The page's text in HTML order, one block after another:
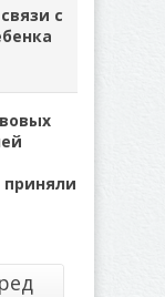
с
приняли